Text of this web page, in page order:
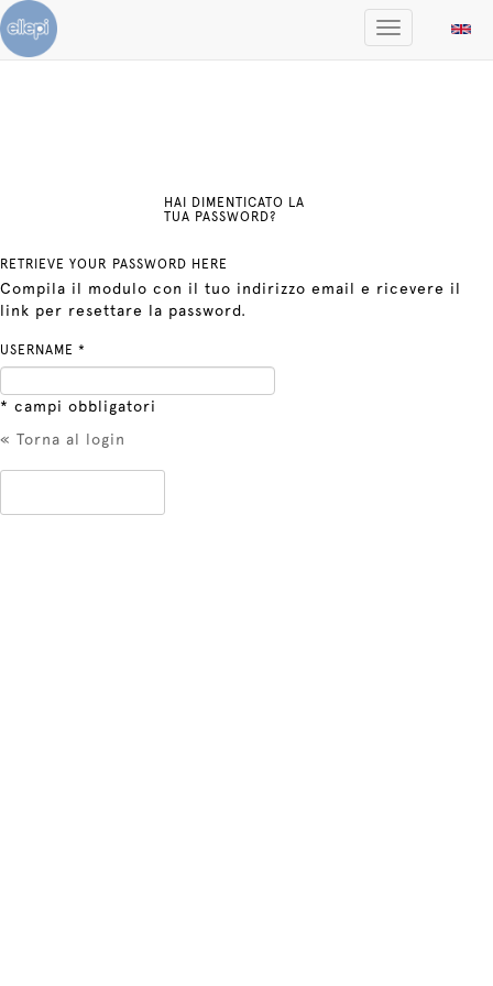
ATTIVA/
MENÙ
HAI DIMENTICATO LA
TUA PASSWORD?
RETRIEVE YOUR PASSWORD HERE
Compila il modulo con il tuo indirizzo email e ricevere il
link per resettare la password.
USERNAME *
* campi obbligatori
« Torna al login